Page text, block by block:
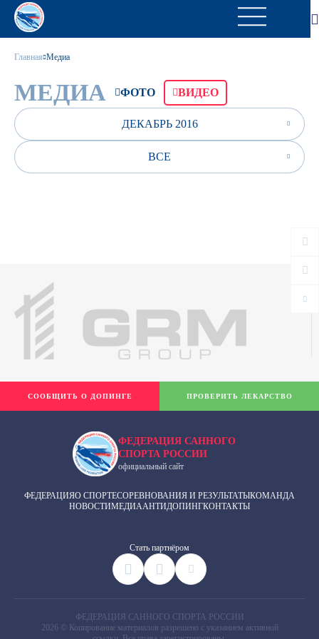
Главная Медиа
МЕДИА ФОТО ВИДЕО
ДЕКАБРЬ 2016
ВСЕ
ФЕДЕРАЦИЯ САННОГО
СПОРТА РОССИИ
официальный сайт
ФЕДЕРАЦИЯО СПОРТЕСОРЕВНОВАНИЯ И РЕЗУЛЬТАТЫКОМАНДА
НОВОСТИМЕДИААНТИДОПИНГКОНТАКТЫ
Cтать партнёром
СООБЩИТЬ О ДОПИНГЕ ПРОВЕРИТЬ ЛЕКАРСТВО
ФЕДЕРАЦИЯ САННОГО СПОРТА РОССИИ
2026 © Копирование материалов разрешено с указанием активной